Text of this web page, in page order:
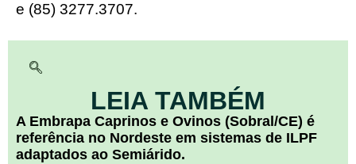
e (85) 3277.3707.
LEIA TAMBÉM
A Embrapa Caprinos e Ovinos (Sobral/CE) é
referência no Nordeste em sistemas de ILPF
adaptados ao Semiárido.